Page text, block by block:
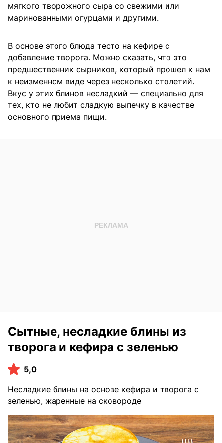
мягкого творожного сыра со свежими или
маринованными огурцами и другими.
В основе этого блюда тесто на кефире с
добавление творога. Можно сказать, что это
предшественник сырников, который прошел к нам
к неизменном виде через несколько столетий.
Вкус у этих блинов несладкий — специально для
тех, кто не любит сладкую выпечку в качестве
основного приема пищи.
Сытные, несладкие блины из
творога и кефира с зеленью
5,0
Несладкие блины на основе кефира и творога с
зеленью, жаренные на сковороде